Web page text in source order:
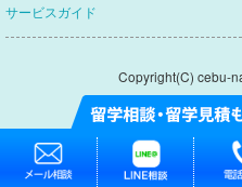
フィリピン・セブ島英語留学
持ち物リスト
フィリピン・セブ島での通信
フィリピン・セブ島での携
フィリピン・セブ島でのポケ
Wi-Fiの使用・購入方法
サービスガイド
Copyright(C) cebu-